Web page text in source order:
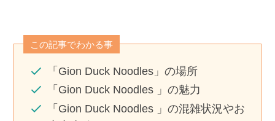
この記事でわかる事
「Gion Duck Noodles」の場所
「Gion Duck Noodles 」の魅力
「Gion Duck Noodles 」の混雑状況やお